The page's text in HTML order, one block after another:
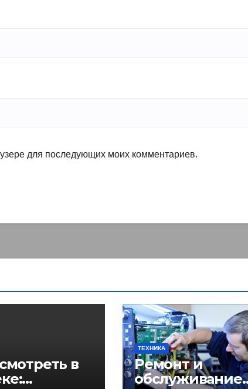
для последующих моих комментариев.
в
ТЕХНИКА
Ремонт и
обслуживание